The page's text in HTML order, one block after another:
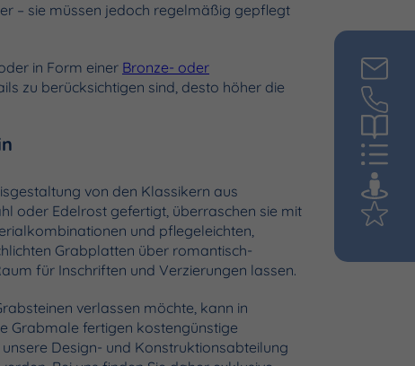
– sie müssen jedoch regelmäßig gepflegt
in Form einer Bronze- oder
zu berücksichtigen sind, desto höher die
von den Klassikern aus
oder Edelrost gefertigt, überraschen sie mit
und pflegeleichten,
Grabplatten über romantisch-
für Inschriften und Verzierungen lassen.
verlassen möchte, kann in
Grabmale fertigen kostengünstige
Design- und Konstruktionsabteilung